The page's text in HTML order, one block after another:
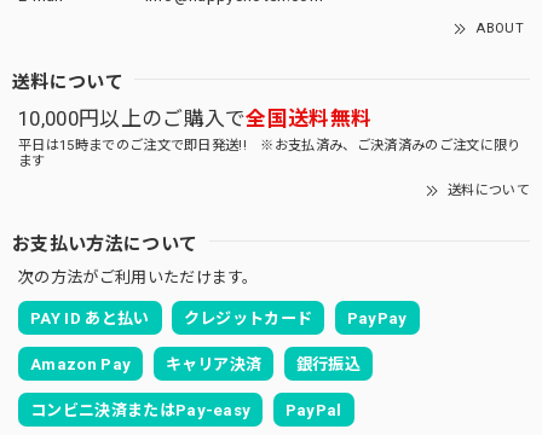
ABOUT
送料について
10,000円以上のご購入で全国送料無料
平日は15時までのご注文で即日発送!! ※お支払済み、ご決済済みのご注文に限り
ます
送料について
お支払い方法について
次の方法がご利用いただけます。
PAY ID あと払い クレジットカード PayPay
Amazon Pay キャリア決済 銀行振込
コンビニ決済またはPay-easy PayPal